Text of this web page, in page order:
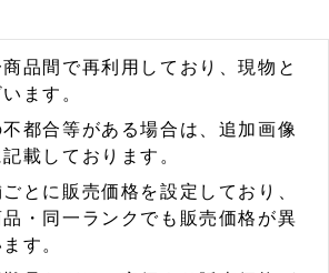
商品間で再利用しており、現物と
ます。
不都合等がある場合は、追加画像
載しております。
とに販売価格を設定しており、
・同一ランクでも販売価格が異
す。